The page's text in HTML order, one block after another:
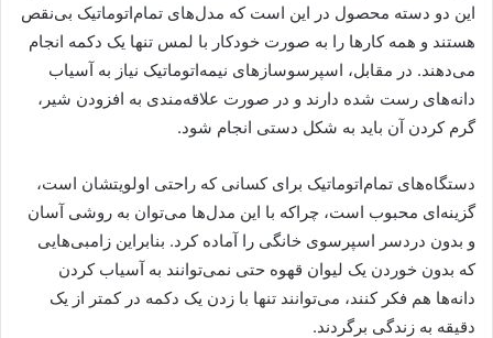
این دو دسته محصول در این است که مدل‌های تمام‌اتوماتیک بی‌نقص
هستند و همه کارها را به صورت خودکار با لمس تنها یک دکمه انجام
می‌دهند. در مقابل، اسپرسوسازهای نیمه‌اتوماتیک نیاز به آسیاب
دانه‌های رست شده دارند و در صورت علاقه‌مندی به افزودن شیر،
گرم کردن آن باید به شکل دستی انجام شود.
دستگاه‌های تمام‌اتوماتیک برای کسانی که راحتی اولویتشان است،
گزینه‌ای محبوب است، چراکه با این مدل‌ها می‌توان به روشی آسان
و بدون دردسر اسپرسوی خانگی را آماده کرد. بنابراین زامبی‌هایی
که بدون خوردن یک لیوان قهوه حتی نمی‌توانند به آسیاب کردن
دانه‌ها هم فکر کنند، می‌توانند تنها با زدن یک دکمه در کمتر از یک
دقیقه به زندگی برگردند.